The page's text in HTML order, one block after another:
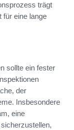
trägt
für eine lange
sollte ein fester
der
Insbesondere
eine